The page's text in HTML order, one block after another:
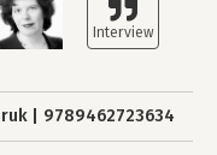
9789462723634